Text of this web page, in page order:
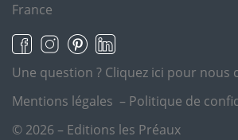
France
Une question ? Cliquez ici pour nous
Mentions légales – Politique de
© 2026 – Editions les Préaux